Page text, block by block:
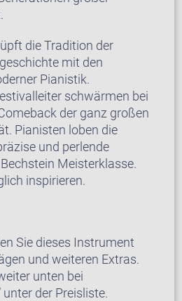
die Tradition der
mit den
Pianistik.
schwärmen bei
der ganz großen
Pianisten loben die
und perlende
Meisterklasse.
inspirieren.
Sie dieses Instrument
und weiteren Extras.
unten bei
unter der Preisliste.